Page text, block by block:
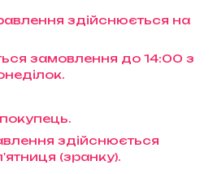
здійснюється на
замовлення до 14:00 з
здійснюється
(зранку).